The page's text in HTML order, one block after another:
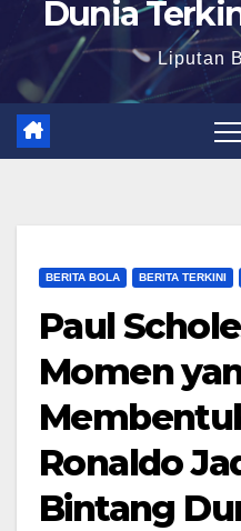
Dunia
Liputan
BERITA BOLA BERITA TERKINI
Paul
Momen
Ronaldo
Bintang